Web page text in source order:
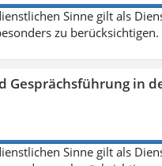
Sinne gilt als
zu berücksichtigen.
in
Sinne gilt als